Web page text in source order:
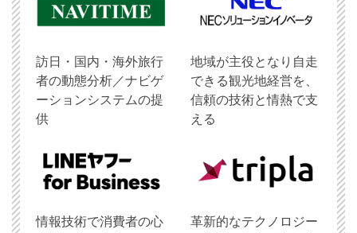
訪日・国内・海外旅行
者の動態分析／ナビゲ
ーションシステムの提
供
地域が主役となり自走
できる観光地経営を、
信頼の技術と情熱で支
える
情報技術で消費者の心
革新的なテクノロジー